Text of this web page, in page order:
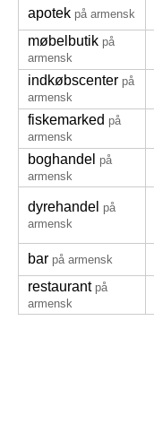
apotek på armensk
møbelbutik på
armensk
indkøbscenter på
armensk
fiskemarked på
armensk
boghandel på
armensk
dyrehandel på
armensk
bar på armensk
restaurant på
armensk